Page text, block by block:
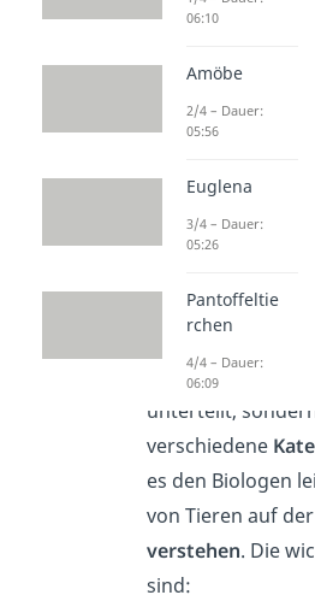
Schon gewusst?
Welt. Doch
dass es
gibt. Die
entdeckt worden.
Weitere
Tieren
Tiere werden
unterteilt,
verschiedene
es den Biologen
von Tieren auf
verstehen. Die
sind:
06:10
Amöbe
2/4 – Dauer:
05:56
Euglena
3/4 – Dauer:
05:26
Pantoffeltie
rchen
4/4 – Dauer:
06:09